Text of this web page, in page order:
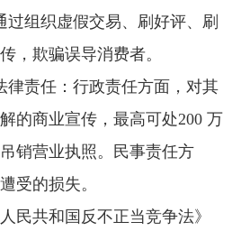
过组织虚假交易、刷好评、刷
，欺骗误导消费者。
律责任：行政责任方面，对其
的商业宣传，最高可处200 万
销营业执照。民事责任方
受的损失。
民共和国反不正当竞争法》